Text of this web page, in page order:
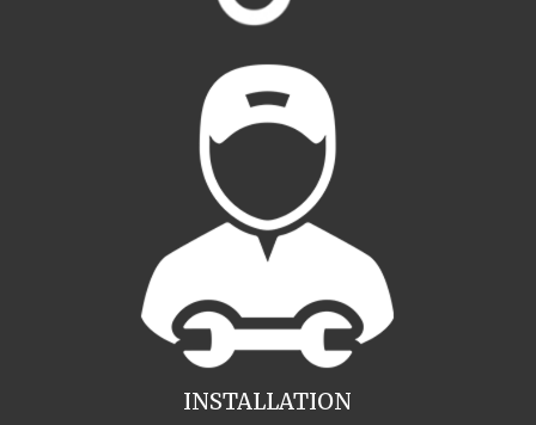
INSTALLATION